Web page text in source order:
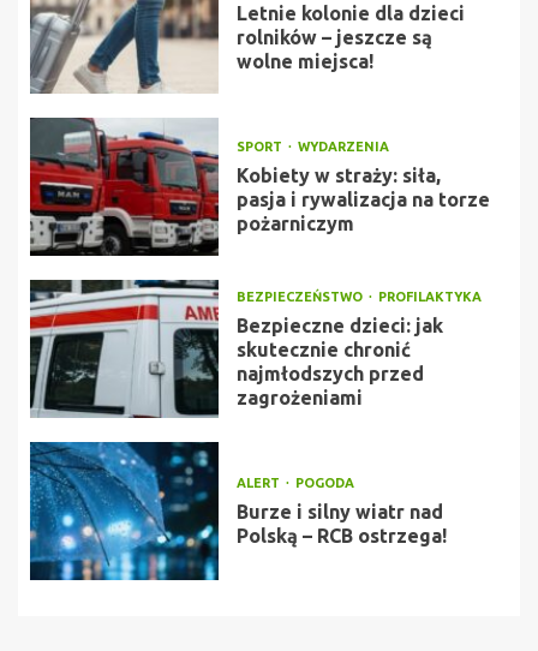
Letnie kolonie dla dzieci
rolników – jeszcze są
wolne miejsca!
SPORT WYDARZENIA
Kobiety w straży: siła,
pasja i rywalizacja na torze
pożarniczym
BEZPIECZEŃSTWO PROFILAKTYKA
Bezpieczne dzieci: jak
skutecznie chronić
najmłodszych przed
zagrożeniami
ALERT POGODA
Burze i silny wiatr nad
Polską – RCB ostrzega!